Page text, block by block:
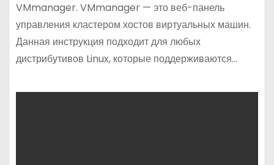
VMmanager. VMmanager — это веб-панель
управления кластером хостов виртуальных машин.
Данная инструкция подходит для любых
дистрибутивов Linux, которые поддерживаются…